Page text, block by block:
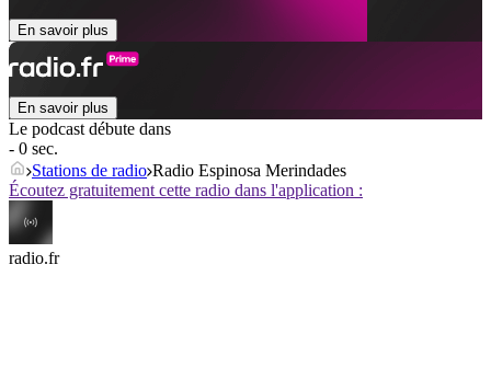
En savoir plus
En savoir plus
Le podcast débute dans
- 0 sec.
Stations de radio Radio Espinosa Merindades
Écoutez gratuitement cette radio dans l'application :
radio.fr